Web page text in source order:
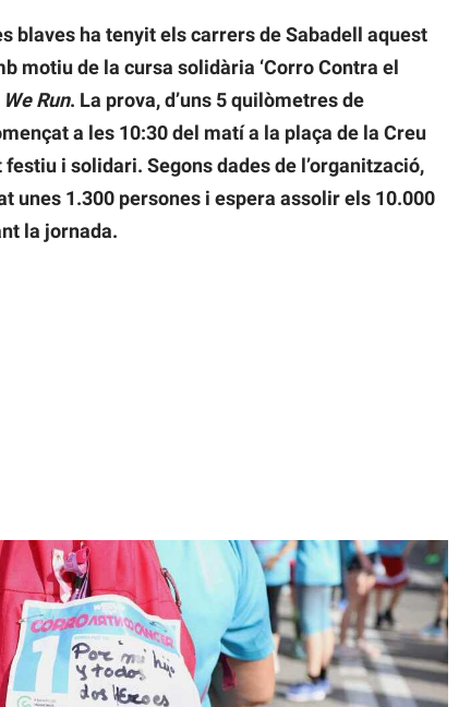
blaves ha tenyit els carrers de Sabadell aquest
motiu de la cursa solidària ‘Corro Contra el
We Run. La prova, d’uns 5 quilòmetres de
a les 10:30 del matí a la plaça de la Creu
i solidari. Segons dades de l’organització,
unes 1.300 persones i espera assolir els 10.000
la jornada.